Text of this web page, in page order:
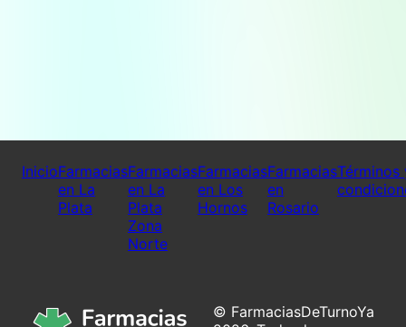
InicioFarmacias
en La
Plata
Farmacias
en La
Plata
Zona
Norte
Farmacias
en Los
Hornos
Farmacias
en
Rosario
Términos
© FarmaciasDeTurnoYa